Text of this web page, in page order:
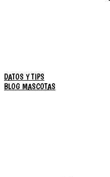
DATOS Y TIPS
BLOG MASCOTAS